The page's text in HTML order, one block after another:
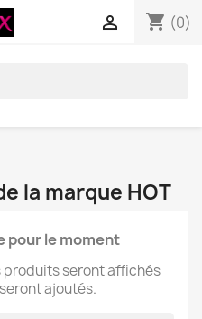
shopping_cart (0)

la marque HOT
pour le moment
produits seront affichés
ajoutés.